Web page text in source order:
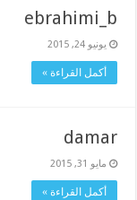
ebrahimi_b
يونيو 24, 2015
أكمل القراءة »
damar
مايو 31, 2015
أكمل القراءة »